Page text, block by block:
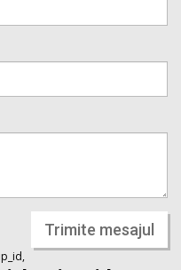
Trimite mesajul